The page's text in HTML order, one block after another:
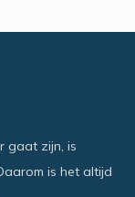
gaat zijn, is
is het altijd